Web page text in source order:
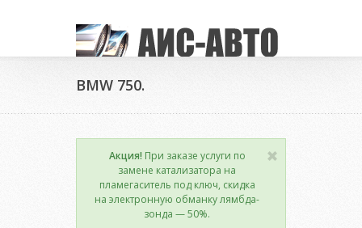
BMW 750.
Акция! При заказе услуги по
замене катализатора на
пламегаситель под ключ, скидка
на электронную обманку лямбда-
зонда — 50%.